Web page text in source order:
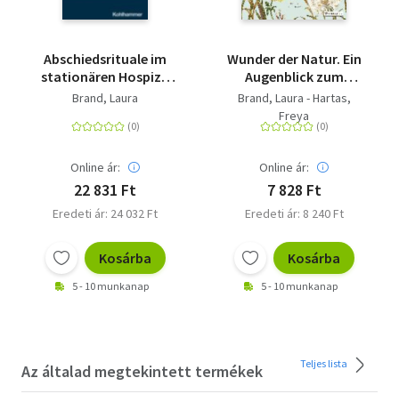
Abschiedsrituale im
stationären Hospiz -
Positive
Trauer
Brand, Laura
Online ár:
22 831 Ft
Eredeti ár: 24 032 Ft
Kosárba
5 - 10 munkanap
Wunder der Natur. Ein
Augenblick zum
Innehalten und
Staunen - 20
Geschichten über die
Natur
Brand, Laura - Hartas,
Freya
Online ár:
7 828 Ft
Eredeti ár: 8 240 Ft
Kosárba
5 - 10 munkanap
Az általad megtekintett termékek Teljes lista